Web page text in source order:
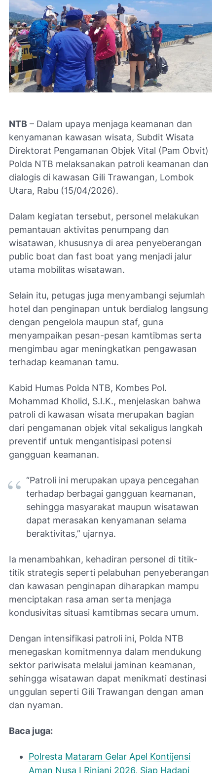
NTB – Dalam upaya menjaga keamanan dan
kenyamanan kawasan wisata, Subdit Wisata
Direktorat Pengamanan Objek Vital (Pam Obvit)
Polda NTB melaksanakan patroli keamanan dan
dialogis di kawasan Gili Trawangan, Lombok
Utara, Rabu (15/04/2026).
Dalam kegiatan tersebut, personel melakukan
pemantauan aktivitas penumpang dan
wisatawan, khususnya di area penyeberangan
public boat dan fast boat yang menjadi jalur
utama mobilitas wisatawan.
Selain itu, petugas juga menyambangi sejumlah
hotel dan penginapan untuk berdialog langsung
dengan pengelola maupun staf, guna
menyampaikan pesan-pesan kamtibmas serta
mengimbau agar meningkatkan pengawasan
terhadap keamanan tamu.
Kabid Humas Polda NTB, Kombes Pol.
Mohammad Kholid, S.I.K., menjelaskan bahwa
patroli di kawasan wisata merupakan bagian
dari pengamanan objek vital sekaligus langkah
preventif untuk mengantisipasi potensi
gangguan keamanan.
“Patroli ini merupakan upaya pencegahan
terhadap berbagai gangguan keamanan,
sehingga masyarakat maupun wisatawan
dapat merasakan kenyamanan selama
beraktivitas,” ujarnya.
Ia menambahkan, kehadiran personel di titik-
titik strategis seperti pelabuhan penyeberangan
dan kawasan penginapan diharapkan mampu
menciptakan rasa aman serta menjaga
kondusivitas situasi kamtibmas secara umum.
Dengan intensifikasi patroli ini, Polda NTB
menegaskan komitmennya dalam mendukung
sektor pariwisata melalui jaminan keamanan,
sehingga wisatawan dapat menikmati destinasi
unggulan seperti Gili Trawangan dengan aman
dan nyaman.
Baca juga:
Polresta Mataram Gelar Apel Kontijensi
Aman Nusa I Rinjani 2026, Siap Hadapi